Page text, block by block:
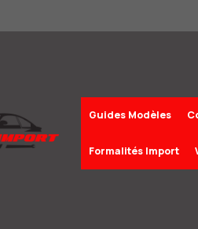
Guides Modèles
Formalités Import